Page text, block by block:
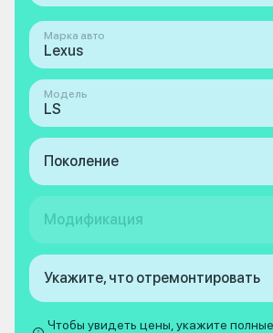
Марка авто
Lexus
Модель
LS
Поколение
Модификация
Укажите, что отремонтировать
Чтобы увидеть цены, укажите